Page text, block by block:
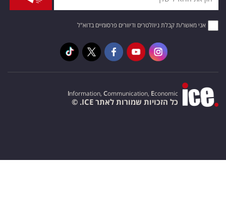
אני מאשר/ת קבלת ניוזלטרים ודיוורים פרסומיים בדוא"ל
Information, Communication, Economic
כל הזכויות שמורות לאתר ICE. ©